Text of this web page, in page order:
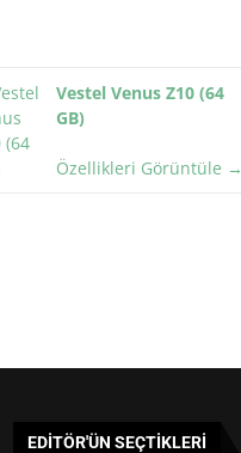
Vestel Venus Z10 (64
GB)
Özellikleri Görüntüle →
EDITÖR'ÜN SEÇTIKLERI